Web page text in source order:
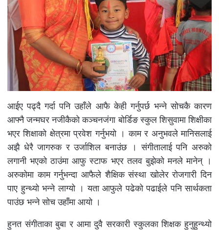
आईए पढ्दै गर्दा पनि उहाँले आफै केही गर्नुपर्छ भन्ने सोचकै कारण
आफ्नै जन्मघर नजीकैको कञ्चनजंगा बोर्डिङ स्कुल शिसुवामा शिक्षीका
भएर शिक्षाको क्षेत्रमा प्रवेश गर्नुभयो । काम र अनुभवले मानिसलाई
अझै धेरै जागरुक र उर्जाशिल बनाउंछ । संगीतालाई पनि अरुको
लगानी भएको ठाउंमा आफु स्टाफ भएर तलव बुझेको मनले मानेन् ।
अरुकोमा काम गर्नुभन्दा आफैले शैक्षिक संस्था खोलेर रोजगारी दिन
पाए हुन्थ्यो भन्ने लाग्यो । यता आफुले पढेको पढाईले पनि सार्थकता
पाउंछ भन्ने सोच उहाँमा आयो ।
हुनत संगीताका बुबा र आमा दुवै सरकारी स्कुलका शिक्षक हुनुहुन्थ्यो